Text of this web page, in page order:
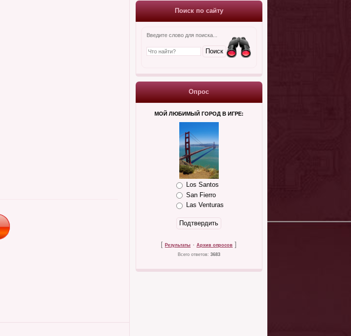
Поиск по сайту
Введите слово для поиска...
Опрос
МОЙ ЛЮБИМЫЙ ГОРОД В ИГРЕ:
Los Santos
San Fierro
Las Venturas
[ Результаты · Архив опросов ]
Всего ответов: 3683